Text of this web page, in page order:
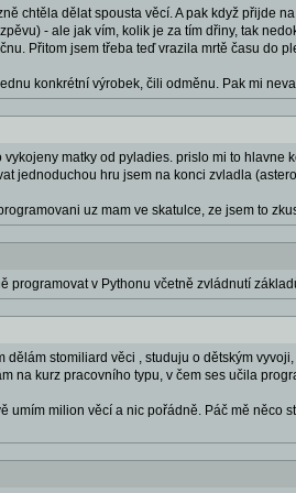
chtěla dělat spousta věcí. A pak když přijde
- ale jak vím, kolik je za tím dřiny, tak
Přitom jsem třeba teď vrazila mrtě času do
konkrétní výrobek, čili odměnu. Pak mi
matky od pyladies. prislo mi to
jednoduchou hru jsem na konci zvladla
uz mam ve skatulce, ze jsem to
programovat v Pythonu včetně zvládnutí
dělám stomiliard věci , studuju o dětským
na kurz pracovního typu, v čem ses učila
umím milion věcí a nic pořádně. Páč mě